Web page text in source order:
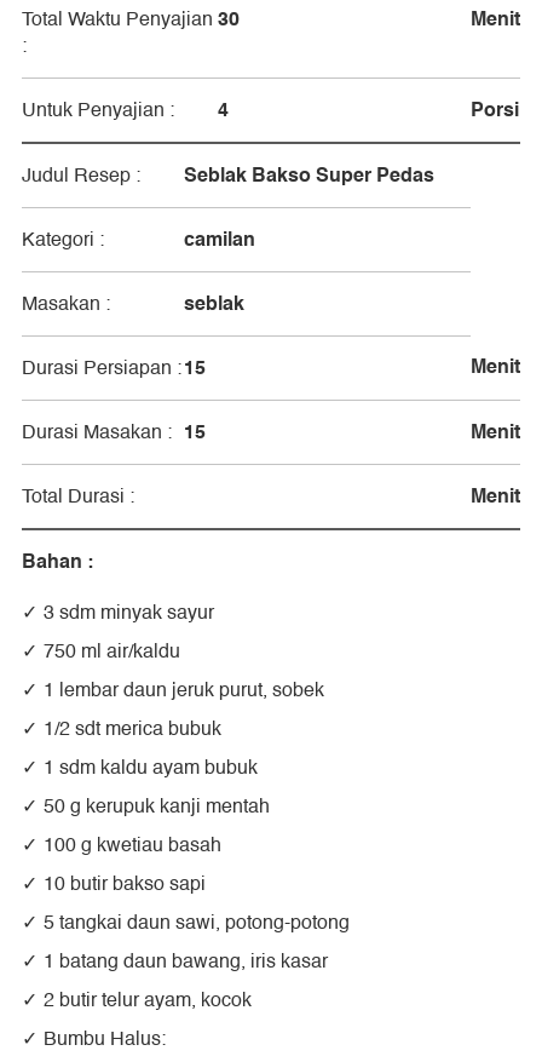
Total Waktu Penyajian
:
30 Menit
Untuk Penyajian : 4 Porsi
Judul Resep : Seblak Bakso Super Pedas
Kategori : camilan
Masakan : seblak
Durasi Persiapan :15 Menit
Durasi Masakan : 15 Menit
Total Durasi :
Menit
Bahan :
3 sdm minyak sayur
750 ml air/kaldu
1 lembar daun jeruk purut, sobek
1/2 sdt merica bubuk
1 sdm kaldu ayam bubuk
50 g kerupuk kanji mentah
100 g kwetiau basah
10 butir bakso sapi
5 tangkai daun sawi, potong-potong
1 batang daun bawang, iris kasar
2 butir telur ayam, kocok
Bumbu Halus: